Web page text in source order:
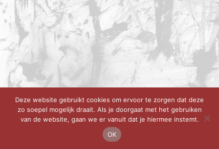
Deze website gebruikt cookies om ervoor te zorgen dat deze
zo soepel mogelijk draait. Als je doorgaat met het gebruiken
van de website, gaan we er vanuit dat je hiermee instemt.
OK